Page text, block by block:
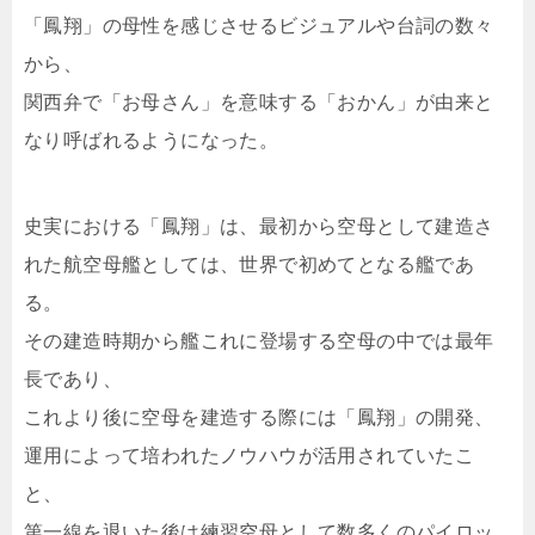
「鳳翔」の母性を感じさせるビジュアルや台詞の数々
から、
関西弁で「お母さん」を意味する「おかん」が由来と
なり呼ばれるようになった。
史実における「鳳翔」は、最初から空母として建造さ
れた航空母艦としては、世界で初めてとなる艦であ
る。
その建造時期から艦これに登場する空母の中では最年
長であり、
これより後に空母を建造する際には「鳳翔」の開発、
運用によって培われたノウハウが活用されていたこ
と、